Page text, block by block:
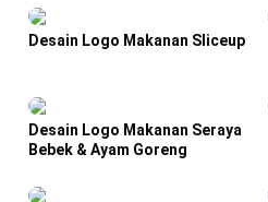
Desain Logo Makanan Sliceup
Desain Logo Makanan Seraya
Bebek & Ayam Goreng